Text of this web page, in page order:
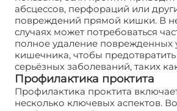
абсцессов, перфораций или
повреждений прямой кишки. В
случаях может потребоваться
полное удаление поврежденных
кишечника, чтобы
серьёзных заболеваний, таких
Профилактика проктита
Профилактика проктита
несколько ключевых аспектов.